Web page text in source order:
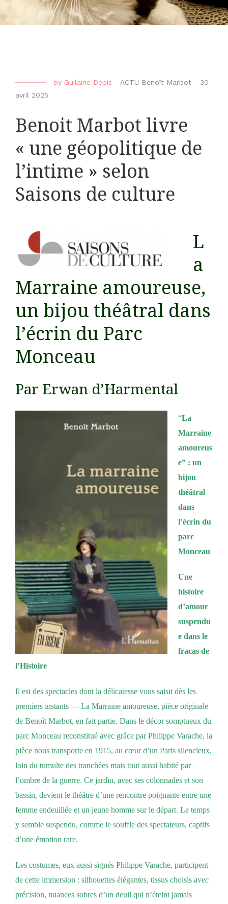
by Guilaine Depis - ACTU Benoît Marbot - 30
avril 2025
Benoit Marbot livre
« une géopolitique de
l’intime » selon
Saisons de culture
L
a
Marraine amoureuse,
un bijou théâtral dans
l’écrin du Parc
Monceau
Par Erwan d’Harmental
“La
Marraine
amoureus
e” : un
bijou
théâtral
dans
l’écrin du
parc
Monceau
Une
histoire
d’amour
suspendu
e dans le
fracas de
l’Histoire
Il est des spectacles dont la délicatesse vous saisit dès les
premiers instants — La Marraine amoureuse, pièce originale
de Benoît Marbot, en fait partie. Dans le décor somptueux du
parc Monceau reconstitué avec grâce par Philippe Varache, la
pièce nous transporte en 1915, au cœur d’un Paris silencieux,
loin du tumulte des tranchées mais tout aussi habité par
l’ombre de la guerre. Ce jardin, avec ses colonnades et son
bassin, devient le théâtre d’une rencontre poignante entre une
femme endeuillée et un jeune homme sur le départ. Le temps
y semble suspendu, comme le souffle des spectateurs, captifs
d’une émotion rare.
Les costumes, eux aussi signés Philippe Varache, participent
de cette immersion : silhouettes élégantes, tissus choisis avec
précision, nuances sobres d’un deuil qui n’éteint jamais